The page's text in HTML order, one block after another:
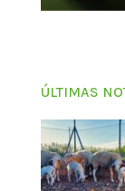
ÚLTIMAS